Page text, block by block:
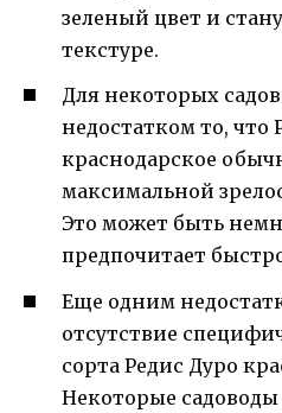
зеленый цвет и
текстуре.
Для некоторых
недостатком то, что
краснодарское
максимальной
Это может быть
предпочитает
Еще одним
отсутствие
сорта Редис Дуро
Некоторые